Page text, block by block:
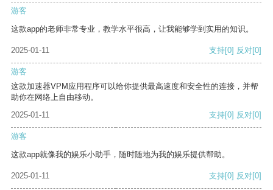
游客
这款app的老师非常专业，教学水平很高，让我能够学到实用的知识。
2025-01-11 支持[0] 反对[0]
游客
这款加速器VPM应用程序可以给你提供最高速度和安全性的连接，并帮
助你在网络上自由移动。
2025-01-11
支持[0] 反对[0]
游客
这款app就像我的娱乐小助手，随时随地为我的娱乐提供帮助。
2025-01-11 支持[0] 反对[0]